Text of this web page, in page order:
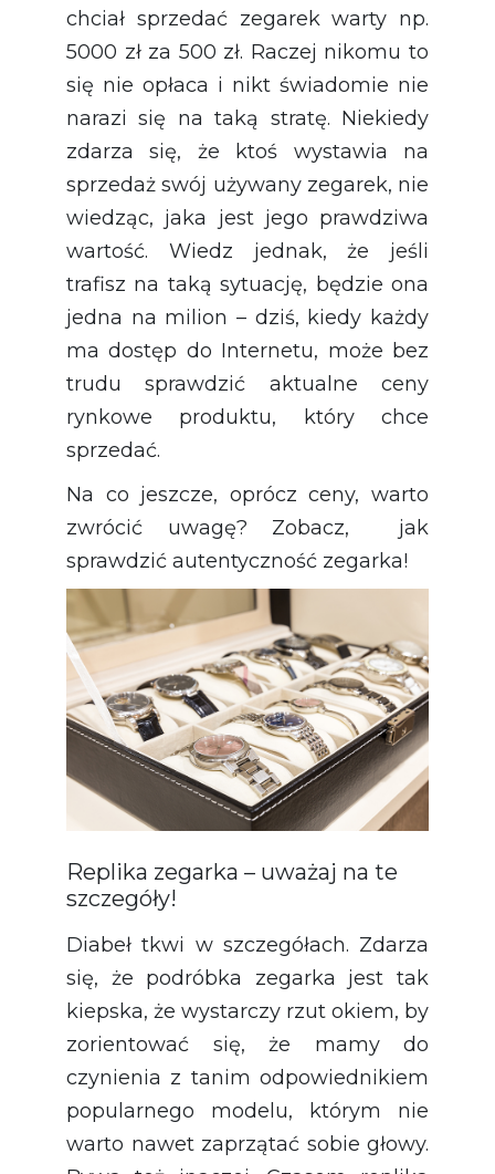
chciał sprzedać zegarek warty np.
5000 zł za 500 zł. Raczej nikomu to
się nie opłaca i nikt świadomie nie
narazi się na taką stratę. Niekiedy
zdarza się, że ktoś wystawia na
sprzedaż swój używany zegarek, nie
wiedząc, jaka jest jego prawdziwa
wartość. Wiedz jednak, że jeśli
trafisz na taką sytuację, będzie ona
jedna na milion – dziś, kiedy każdy
ma dostęp do Internetu, może bez
trudu sprawdzić aktualne ceny
rynkowe produktu, który chce
sprzedać.
Na co jeszcze, oprócz ceny, warto
zwrócić uwagę? Zobacz, jak
sprawdzić autentyczność zegarka!
Replika zegarka – uważaj na te
szczegóły!
Diabeł tkwi w szczegółach. Zdarza
się, że podróbka zegarka jest tak
kiepska, że wystarczy rzut okiem, by
zorientować się, że mamy do
czynienia z tanim odpowiednikiem
popularnego modelu, którym nie
warto nawet zaprzątać sobie głowy.